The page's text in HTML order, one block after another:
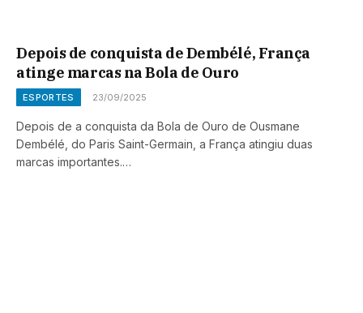
Depois de conquista de Dembélé, França
atinge marcas na Bola de Ouro
ESPORTES 23/09/2025
Depois de a conquista da Bola de Ouro de Ousmane
Dembélé, do Paris Saint-Germain, a França atingiu duas
marcas importantes.…